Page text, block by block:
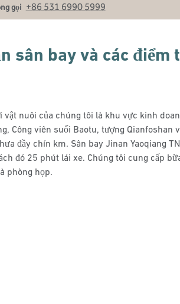
gọi +86 531 6990 5999
sân bay và các điểm
vật nuôi của chúng tôi là khu vực kinh
Công viên suối Baotu, tượng Qianfoshan
đầy chín km. Sân bay Jinan Yaoqiang
đó 25 phút lái xe. Chúng tôi cung cấp
phòng họp.